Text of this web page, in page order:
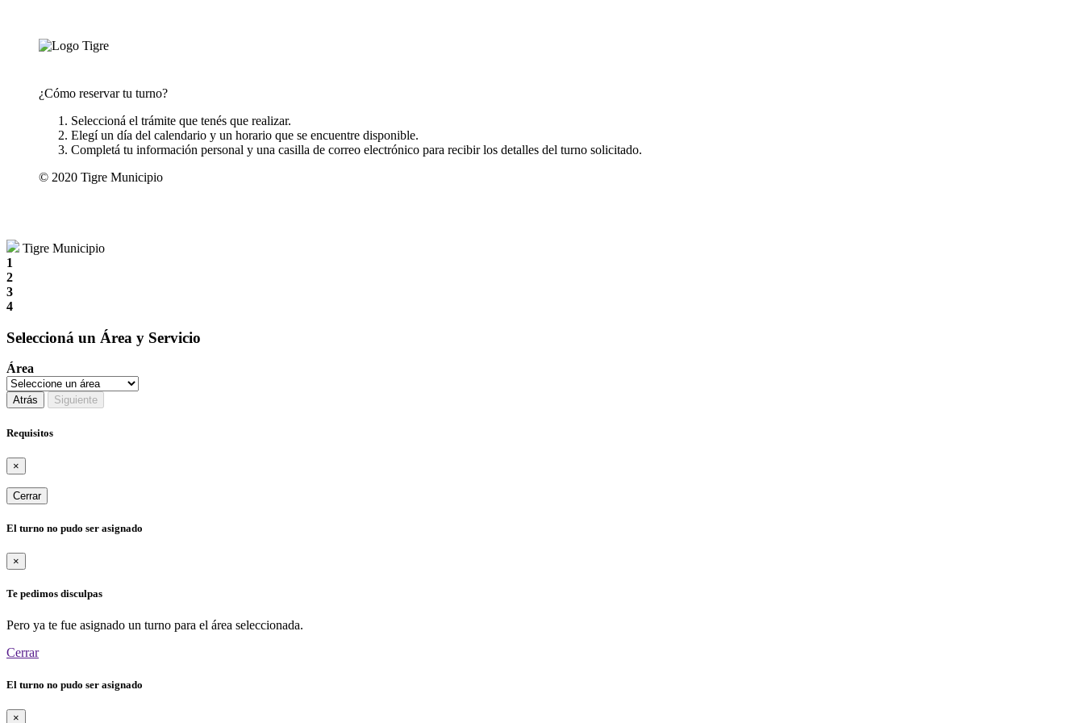
¿Cómo reservar tu turno?
Seleccioná el trámite que tenés que realizar.
Elegí un día del calendario y un horario que se encuentre disponible.
Completá tu información personal y una casilla de correo electrónico para recibir los detalles del turno solicitado.
© 2020 Tigre Municipio
Tigre Municipio
1
2
3
4
Seleccioná un Área y Servicio
Área
Atrás Siguiente
Requisitos
×
Cerrar
El turno no pudo ser asignado
×
Te pedimos disculpas
Pero ya te fue asignado un turno para el área seleccionada.
Cerrar
El turno no pudo ser asignado
×